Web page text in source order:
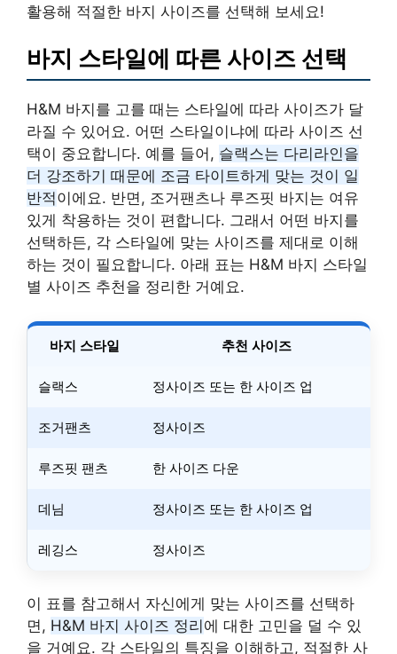
활용해 적절한 바지 사이즈를 선택해 보세요!
바지 스타일에 따른 사이즈 선택
H&M 바지를 고를 때는 스타일에 따라 사이즈가 달
라질 수 있어요. 어떤 스타일이냐에 따라 사이즈 선
택이 중요합니다. 예를 들어, 슬랙스는 다리라인을
더 강조하기 때문에 조금 타이트하게 맞는 것이 일
반적이에요. 반면, 조거팬츠나 루즈핏 바지는 여유
있게 착용하는 것이 편합니다. 그래서 어떤 바지를
선택하든, 각 스타일에 맞는 사이즈를 제대로 이해
하는 것이 필요합니다. 아래 표는 H&M 바지 스타일
별 사이즈 추천을 정리한 거예요.
바지 스타일 추천 사이즈
슬랙스 정사이즈 또는 한 사이즈 업
조거팬츠 정사이즈
루즈핏 팬츠 한 사이즈 다운
데님 정사이즈 또는 한 사이즈 업
레깅스 정사이즈
이 표를 참고해서 자신에게 맞는 사이즈를 선택하
면, H&M 바지 사이즈 정리 에 대한 고민을 덜 수 있
을 거예요. 각 스타일의 특징을 이해하고, 적절한 사